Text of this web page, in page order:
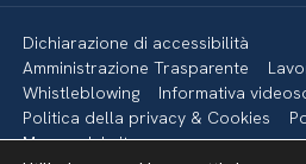
Dichiarazione di accessibilità
Amministrazione Trasparente
Whistleblowing
Informativa
Politica della privacy & Cookies
Mappa del sito